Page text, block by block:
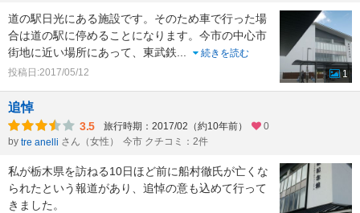
道の駅日光にある施設です。そのため車で行った場
合は道の駅に停めることになります。今市の中心市
街地に近い場所にあって、東武鉄...
続きを読む
投稿日:2017/05/12
1
追悼
3.5 旅行時期：2017/02（約10年前）
0
by tre anelli さん（女性） 今市 クチコミ：2件
私が栃木県を訪ねる10日ほど前に船村徹氏が亡くな
られたという報道があり、追悼の意も込めて行って
きました。